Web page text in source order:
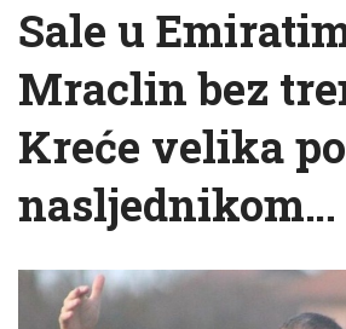
Sale u
Mraclin bez
Kreće velika
nasljednikom…